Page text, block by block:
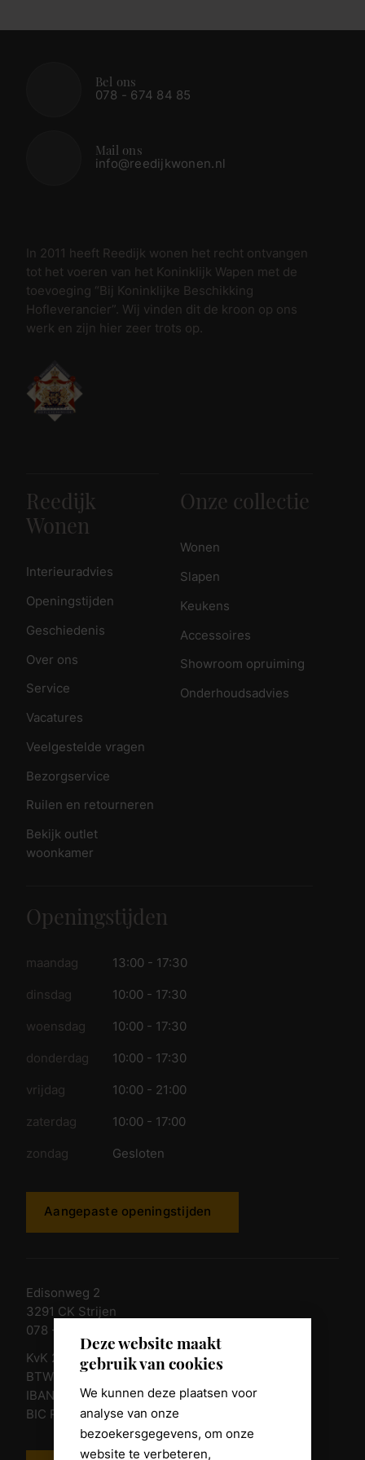
Deze website maakt
gebruik van cookies
We kunnen deze plaatsen voor
analyse van onze
bezoekersgegevens, om onze
website te verbeteren,
Bel ons
078 - 674 84 85
Mail ons
info@reedijkwonen.nl
In 2011 heeft Reedijk wonen het recht ontvangen
tot het voeren van het Koninklijk Wapen met de
toevoeging “Bij Koninklijke Beschikking
Hofleverancier”. Wij vinden dit de kroon op ons
werk en zijn hier zeer trots op.
Reedijk
Wonen
Interieuradvies
Openingstijden
Geschiedenis
Over ons
Service
Vacatures
Veelgestelde vragen
Bezorgservice
Ruilen en retourneren
Bekijk outlet
woonkamer
Onze collectie
Wonen
Slapen
Keukens
Accessoires
Showroom opruiming
Onderhoudsadvies
Openingstijden
maandag 13:00 - 17:30
dinsdag 10:00 - 17:30
woensdag 10:00 - 17:30
donderdag 10:00 - 17:30
vrijdag 10:00 - 21:00
zaterdag 10:00 - 17:00
zondag Gesloten
Aangepaste openingstijden
Edisonweg 2
3291 CK Strijen
078 - 674 84 85
KvK 23011135
BTW nr. NL 805098938.B.01
IBAN NL10 RABO 0361 8039 58
BIC RABONL2U